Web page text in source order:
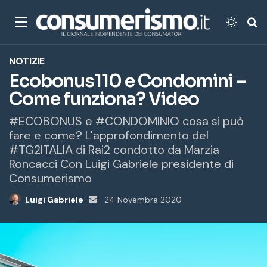
Menu
NOTIZIE
Ecobonus110 e Condomini –
Come funziona? Video
#ECOBONUS e #CONDOMINIO cosa si può
fare e come? L'approfondimento del
#TG2ITALIA di Rai2 condotto da Marzia
Roncacci Con Luigi Gabriele presidente di
Consumerismo
Luigi Gabriele
Invia
24 Novembre 2020